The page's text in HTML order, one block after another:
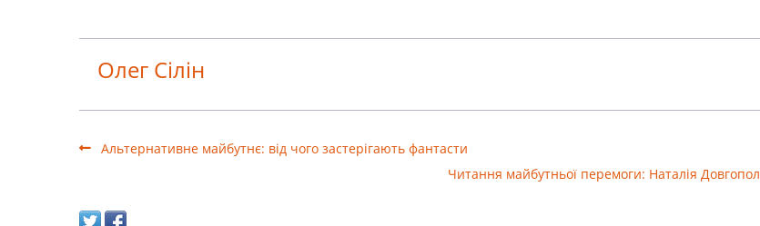
Олег Сілін
Альтернативне майбутнє: від чого застерігають фантасти
Читання майбутньої перемоги: Наталія Довгопол